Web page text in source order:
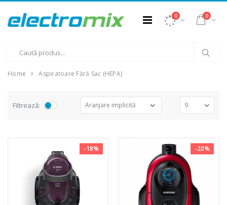
0 0
Home Aspiratoare Fără Sac (HEPA)
Filtrează:
-18% -20%